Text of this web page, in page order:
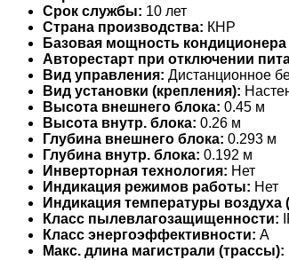
Срок службы: 10 лет
Страна производства: КНР
Базовая мощность
Авторестарт при отключении
Вид управления: Дистанционное
Вид установки (крепления):
Высота внешнего блока: 0.45 м
Высота внутр. блока: 0.26 м
Глубина внешнего блока: 0.293 м
Глубина внутр. блока: 0.192 м
Инверторная технология: Нет
Индикация режимов работы: Нет
Индикация температуры воздуха
Класс пылевлагозащищенности:
Класс энергоэффективности: A
Макс. длина магистрали (трассы):